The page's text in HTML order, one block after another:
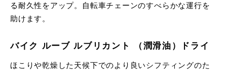
る耐久性をアップ。自転車チェーンのすべらかな運行を
助けます。
バイク ルーブ ルブリカント （潤滑油）ドライ
ほこりや乾燥した天候下でのより良いシフティングのた